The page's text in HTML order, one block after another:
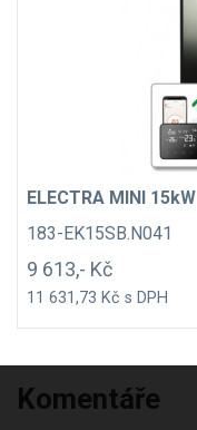
ELECTRA MINI 15kW
183-EK15SB.N041
9 613,- Kč
11 631,73 Kč s DPH
Komentáře